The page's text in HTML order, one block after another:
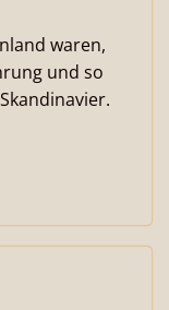
waren,
und so